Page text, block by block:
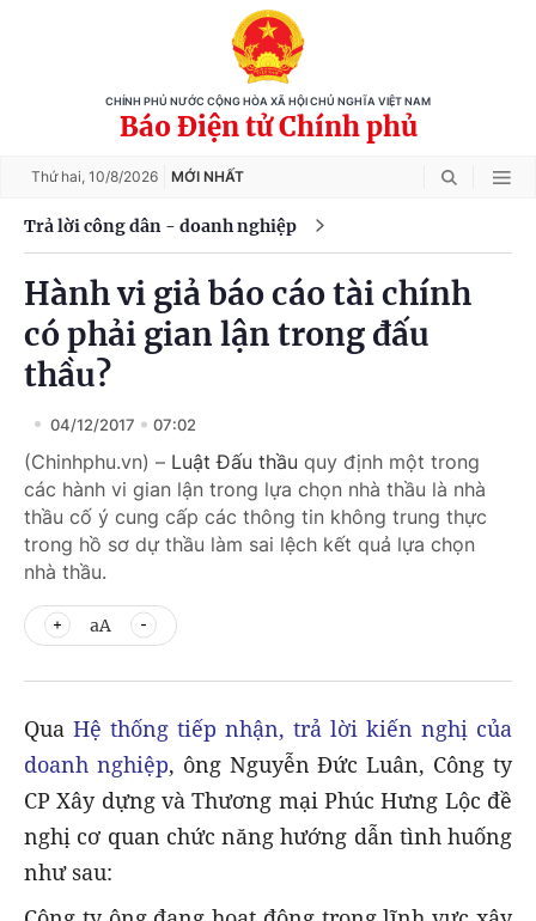
CHÍNH PHỦ NƯỚC CỘNG HÒA XÃ HỘI CHỦ NGHĨA VIỆT NAM
Báo Điện tử Chính phủ
Thứ hai, 10/8/2026 MỚI NHẤT
Trả lời công dân - doanh nghiệp
Hành vi giả báo cáo tài chính
có phải gian lận trong đấu
thầu?
04/12/2017 07:02
(Chinhphu.vn) – Luật Đấu thầu quy định một trong
các hành vi gian lận trong lựa chọn nhà thầu là nhà
thầu cố ý cung cấp các thông tin không trung thực
trong hồ sơ dự thầu làm sai lệch kết quả lựa chọn
nhà thầu.
aA
Qua Hệ thống tiếp nhận, trả lời kiến nghị của
doanh nghiệp, ông Nguyễn Đức Luân, Công ty
CP Xây dựng và Thương mại Phúc Hưng Lộc đề
nghị cơ quan chức năng hướng dẫn tình huống
như sau: